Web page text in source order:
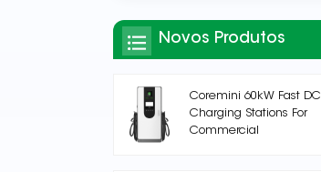
Novos Produtos
Coremini 60kW Fast DC
Charging Stations For
Commercial